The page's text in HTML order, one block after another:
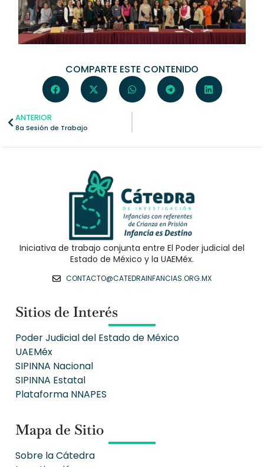
COMPARTE ESTE CONTENIDO
ANTERIOR
8a Sesión de Trabajo
Iniciativa de trabajo conjunta entre El Poder judicial del
Estado de México y la UAEMéx.
CONTACTO@CATEDRAINFANCIAS.ORG.MX
Sitios de Interés
Poder Judicial del Estado de México
UAEMéx
SIPINNA Nacional
SIPINNA Estatal
Plataforma NNAPES
Mapa de Sitio
Sobre la Cátedra